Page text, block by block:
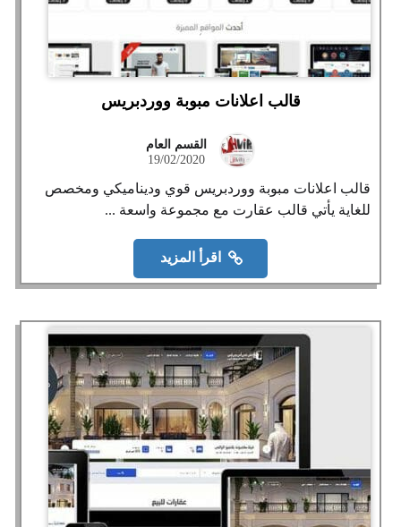
قالب اعلانات مبوبة ووردبريس
القسم العام
19/02/2020
قالب اعلانات مبوبة ووردبريس قوي وديناميكي ومخصص
للغاية يأتي قالب عقارت مع مجموعة واسعة ...
اقرأ المزيد